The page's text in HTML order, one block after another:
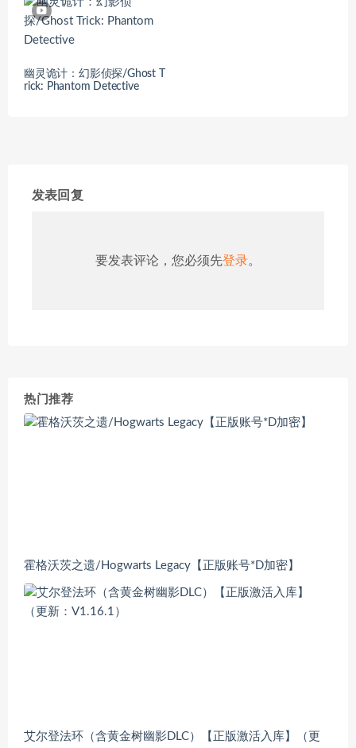
幽灵诡计：幻影侦探/Ghost T
rick: Phantom Detective
发表回复
要发表评论，您必须先登录。
热门推荐
霍格沃茨之遗/Hogwarts Legacy【正版账号*D加密】
艾尔登法环（含黄金树幽影DLC）【正版激活入库】（更